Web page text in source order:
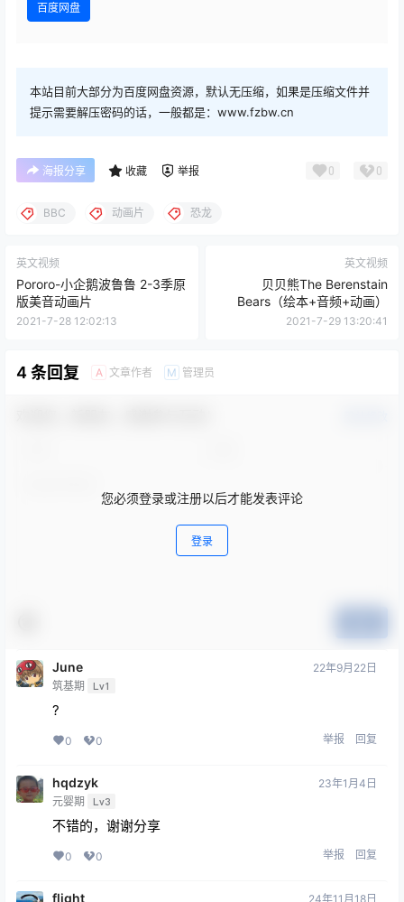
百度网盘
本站目前大部分为百度网盘资源，默认无压缩，如果是压缩文件并
提示需要解压密码的话，一般都是：www.fzbw.cn
海报分享 收藏 举报 0 0
BBC 动画片 恐龙
英文视频
Pororo-小企鹅波鲁鲁 2-3季原
版美音动画片
2021-7-28 12:02:13
英文视频
贝贝熊The Berenstain
Bears（绘本+音频+动画）
2021-7-29 13:20:41
4 条回复 A 文章作者 M 管理员
您必须登录或注册以后才能发表评论
登录
June
筑基期 Lv1
22年9月22日
?
0 0 举报 回复
hqdzyk
元婴期 Lv3
23年1月4日
不错的，谢谢分享
0 0 举报 回复
flight 24年11月18日